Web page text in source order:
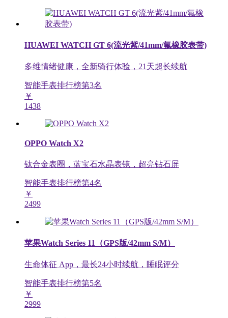
HUAWEI WATCH GT 6(流光紫/41mm/氟橡胶表带)
多维情绪健康，全新骑行体验，21天超长续航
智能手表排行榜第3名
￥
1438
OPPO Watch X2
钛合金表圈，蓝宝石水晶表镜，超亮钻石屏
智能手表排行榜第4名
￥
2499
苹果Watch Series 11（GPS版/42mm S/M）
生命体征 App，最长24小时续航，睡眠评分
智能手表排行榜第5名
￥
2999